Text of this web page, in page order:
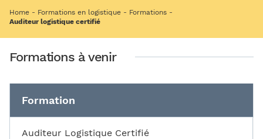
Home Formations en logistique
Formations
Auditeur logistique certifié
Formations à venir
Formation
Auditeur Logistique Certifié